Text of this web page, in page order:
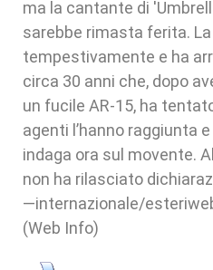
ma la cantante di
sarebbe rimasta ferita.
tempestivamente e ha
circa 30 anni che, dopo
un fucile AR-15, ha
agenti l’hanno raggiunta
indaga ora sul movente.
non ha rilasciato
—internazionale/
(Web Info)